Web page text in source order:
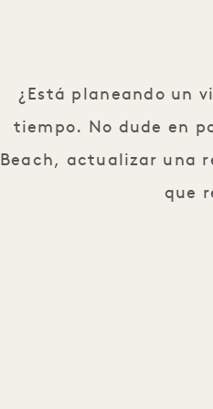
¿Está planeando un
tiempo. No dude en
Beach, actualizar una
que